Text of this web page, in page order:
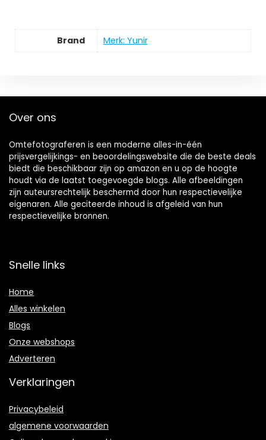
Brand Merk: Yunir
Over ons
Omtefotograferen is een moderne alles-in-één
prijsvergelijkings- en beoordelingswebsite die de beste deals
biedt die beschikbaar zijn op amazon en u op de hoogte
houdt via de laatst toegevoegde blogs. Alle afbeeldingen
zijn auteursrechtelijk beschermd door hun respectievelijke
eigenaren. Alle geciteerde inhoud is afgeleid van hun
respectievelijke bronnen.
Snelle links
Home
Alles winkelen
Blogs
Onze webshops
Adverteren
Verklaringen
Privacybeleid
algemene voorwaarden